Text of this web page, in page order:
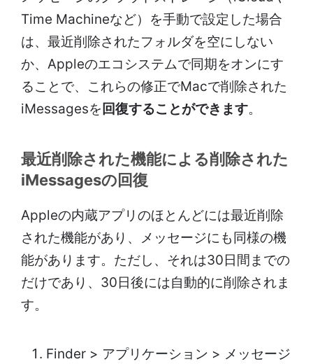
Time Machineなど）を手動で設定した場合
は、最近削除されたフォルダを空にしない
か、Appleのエコシステムで同期をオンにす
ることで、これらの修正でMacで削除された
iMessagesを 回復することができます。
最近削除された機能による削除された
iMessagesの回復
Appleの内蔵アプリのほとんどには最近削除
された機能があり、メッセージにも同様の機
能があります。ただし、それは30日間までの
だけであり、30日後には自動的に削除されま
す。
Finder > アプリケーション > メッセージ